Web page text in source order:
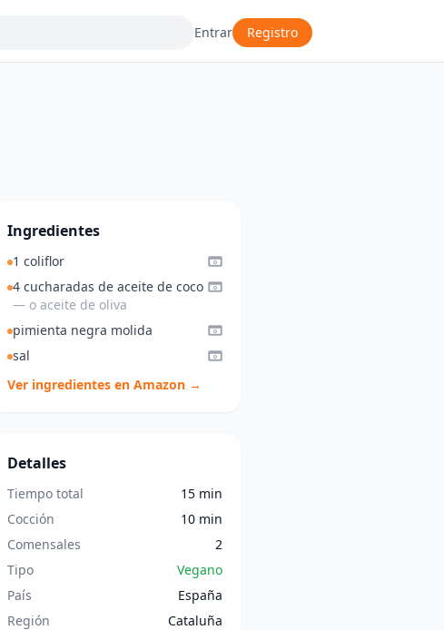
Entrar Registro
Ingredientes
1 coliflor
4 cucharadas de aceite de coco
— o aceite de oliva
pimienta negra molida
sal
Ver ingredientes en Amazon →
Detalles
Tiempo total
15 min
Cocción
10 min
Comensales
2
Tipo
Vegano
País
España
Región
Cataluña